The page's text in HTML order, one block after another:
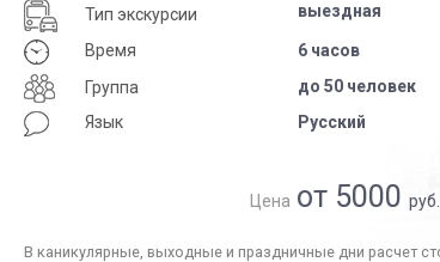
Тип экскурсии выездная
Время
6 часов
Группа
до 50 человек
Язык
Русский
Цена от 5000 руб.
В каникулярные, выходные и праздничные дни расчет